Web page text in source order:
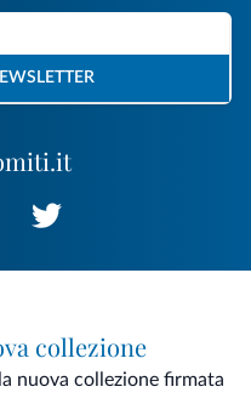
collezione
nuova collezione firmata